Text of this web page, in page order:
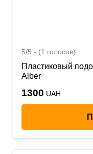
5/5 - (1 голосов)
Пластиковый
Alber
1300 UAH